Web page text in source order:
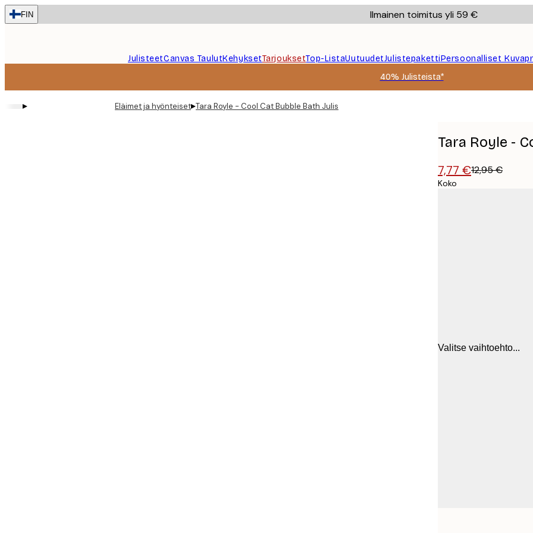
Skip
to
FIN Ilmainen toimitus yli 59 €
JulisteetCanvas TaulutKehyksetTarjouksetTop-ListaUutuudetJulistepakettiPersoonalliset
40% Julisteista*
▸ Eläimet ja hyönteiset▸Tara Royle - Cool Cat Bubble Bath Juliste
Tara Royle -
7,77 €12,95 €
Koko
Valitse vaihtoehto...